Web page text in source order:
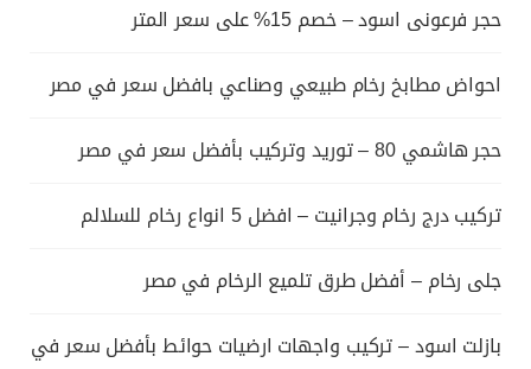
حجر فرعونى اسود – خصم 15% على سعر المتر
احواض مطابخ رخام طبيعي وصناعي بافضل سعر في مصر
حجر هاشمي 80 – توريد وتركيب بأفضل سعر في مصر
تركيب درج رخام وجرانيت – افضل 5 انواع رخام للسلالم
جلى رخام – أفضل طرق تلميع الرخام في مصر
بازلت اسود – تركيب واجهات ارضيات حوائط بأفضل سعر في